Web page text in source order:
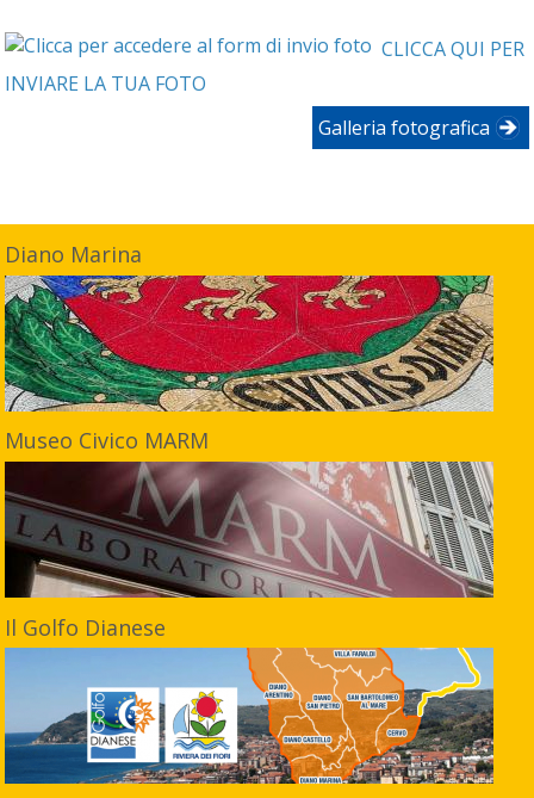
CLICCA QUI PER
INVIARE LA TUA FOTO
Galleria fotografica
Diano Marina
Museo Civico MARM
Il Golfo Dianese